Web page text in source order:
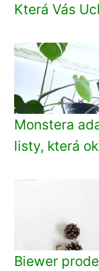
Která Vás
Monstera
listy, která
Biewer